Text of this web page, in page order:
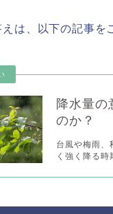
は、以下の記事を
降水量
のか？
台風や梅雨、
く強く降る